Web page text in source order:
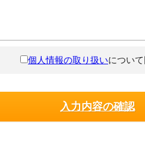
個人情報の取り扱いについ